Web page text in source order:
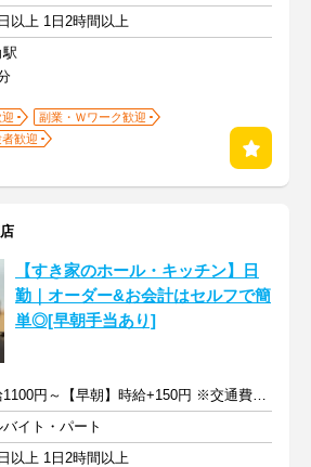
以上 1日2時間以上
駅
副業・Ｗワーク歓迎
歓迎
【すき家のホール・キッチン】日
勤｜オーダー&お会計はセルフで簡
単◎[早朝手当あり]
時給1100円～【早朝】時給+150円 ※交通費支給
バイト・パート
以上 1日2時間以上